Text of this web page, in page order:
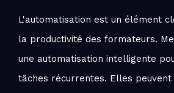
L'automatisation est un élément
la productivité des formateurs.
une automatisation intelligente
tâches récurrentes. Elles peuvent